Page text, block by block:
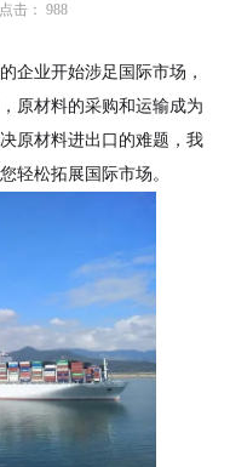
点击： 988
企业开始涉足国际市场，
原材料的采购和运输成为
原材料进出口的难题，我
轻松拓展国际市场。